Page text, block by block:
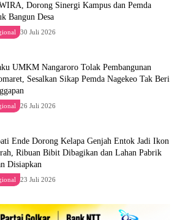
Dorong Sinergi Kampus dan Pemda
Bangun Desa
30 Juli 2026
UMKM Nangaroro Tolak Pembangunan
Sesalkan Sikap Pemda Nagekeo Tak Beri
26 Juli 2026
Ende Dorong Kelapa Genjah Entok Jadi Ikon
Ribuan Bibit Dibagikan dan Lahan Pabrik
Disiapkan
23 Juli 2026